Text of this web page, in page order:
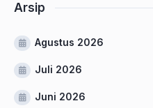
Arsip
Agustus 2026
Juli 2026
Juni 2026